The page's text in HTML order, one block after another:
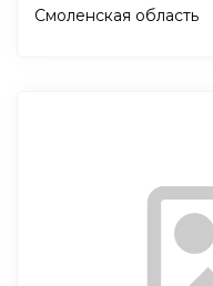
Смоленская область